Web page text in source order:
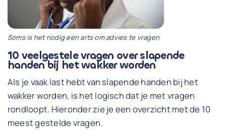
Soms is het nodig een arts om advies te vragen
10 veelgestele vragen over slapende
handen bij het wakker worden
Als je vaak last hebt van slapende handen bij het
wakker worden, is het logisch dat je met vragen
rondloopt. Hieronder zie je een overzicht met de 10
meest gestelde vragen.